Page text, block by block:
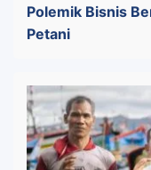
Polemik Bisnis
Petani